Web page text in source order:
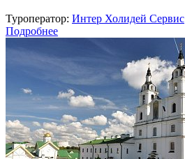
Туроператор: Интер Холидей Сервис
Подробнее